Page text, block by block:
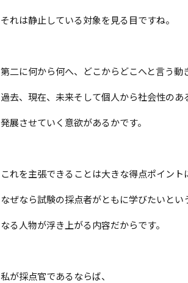
それは静止している対象を見る目ですね。
第二に何から何へ、どこからどこへと言う動
過去、現在、未来そして個人から社会性のあ
発展させていく意欲があるかです。
これを主張できることは大きな得点ポイント
なぜなら試験の採点者がともに学びたいとい
なる人物が浮き上がる内容だからです。
私が採点官であるならば、